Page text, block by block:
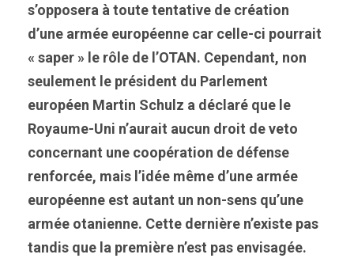
s’opposera à toute tentative de création
d’une armée européenne car celle-ci pourrait
« saper » le rôle de l’OTAN. Cependant, non
seulement le président du Parlement
européen Martin Schulz a déclaré que le
Royaume-Uni n’aurait aucun droit de veto
concernant une coopération de défense
renforcée, mais l’idée même d’une armée
européenne est autant un non-sens qu’une
armée otanienne. Cette dernière n’existe pas
tandis que la première n’est pas envisagée.